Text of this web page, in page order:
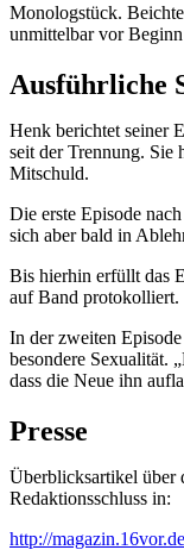
Monologstück.
unmittelbar vor
Ausführliche
Henk berichtet seiner
seit der Trennung. Sie
Mitschuld.
Die erste Episode
sich aber bald in
Bis hierhin erfüllt das
auf Band protokolliert.
In der zweiten
besondere Sexualität.
dass die Neue ihn
Presse
Überblicksartikel über
Redaktionsschluss in:
http://